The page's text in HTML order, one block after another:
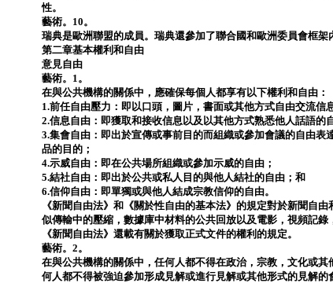
性。
藝術。10。
瑞典是歐洲聯盟的成員。瑞典還參加了聯合國和歐洲委員會框架
第二章基本權利和自由
意見自由
藝術。1。
在與公共機構的關係中，應確保每個人都享有以下權利和自由：
1.前任自由壓力：即以口頭，圖片，書面或其他方式自由交流信
2.信息自由：即獲取和接收信息以及以其他方式熟悉他人話語的
3.集會自由：即出於宣傳或事前目的而組織或參加會議的自由
品的目的；
4.示威自由：即在公共場所組織或參加示威的自由；
5.結社自由：即出於公共或私人目的與他人結社的自由；和
6.信仰自由：即單獨或與他人結成宗教信仰的自由。
《新聞自由法》和《關於性自由的基本法》的規定對於新聞自
似傳輸中的壓縮，數據庫中材料的公共回放以及電影，視頻記錄
《新聞自由法》還載有關於獲取正式文件的權利的規定。
藝術。2。
在與公共機構的關係中，任何人都不得在政治，宗教，文化或
何人都不得被強迫參加形成見解或進行見解或其他形式的見解